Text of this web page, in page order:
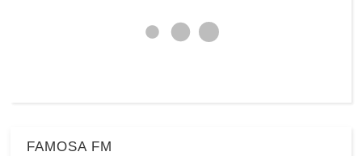
FAMOSA FM